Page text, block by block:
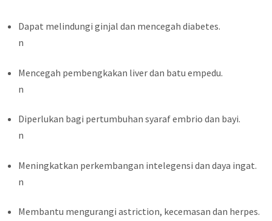
Dapat melindungi ginjal dan mencegah diabetes.
n
Mencegah pembengkakan liver dan batu empedu.
n
Diperlukan bagi pertumbuhan syaraf embrio dan bayi.
n
Meningkatkan perkembangan intelegensi dan daya ingat.
n
Membantu mengurangi astriction, kecemasan dan herpes.